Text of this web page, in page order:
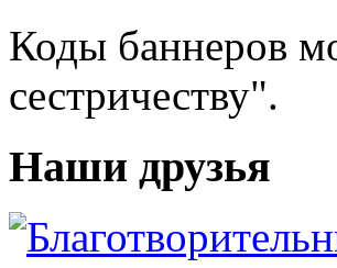
Коды баннеров
сестричеству".
Наши друзья